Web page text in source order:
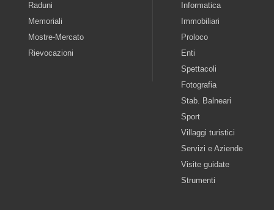
Raduni
Memoriali
Mostre-Mercato
Rievocazioni
Informatica
Immobiliari
Proloco
Enti
Spettacoli
Fotografia
Stab. Balneari
Sport
Villaggi turistici
Servizi e Aziende
Visite guidate
Strumenti